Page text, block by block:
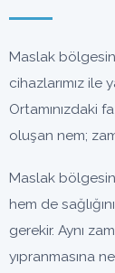
Maslak
cihazlarımız ile
Ortamınızdaki
oluşan nem;
Maslak
hem de
gerekir. Aynı
yıpranmasına